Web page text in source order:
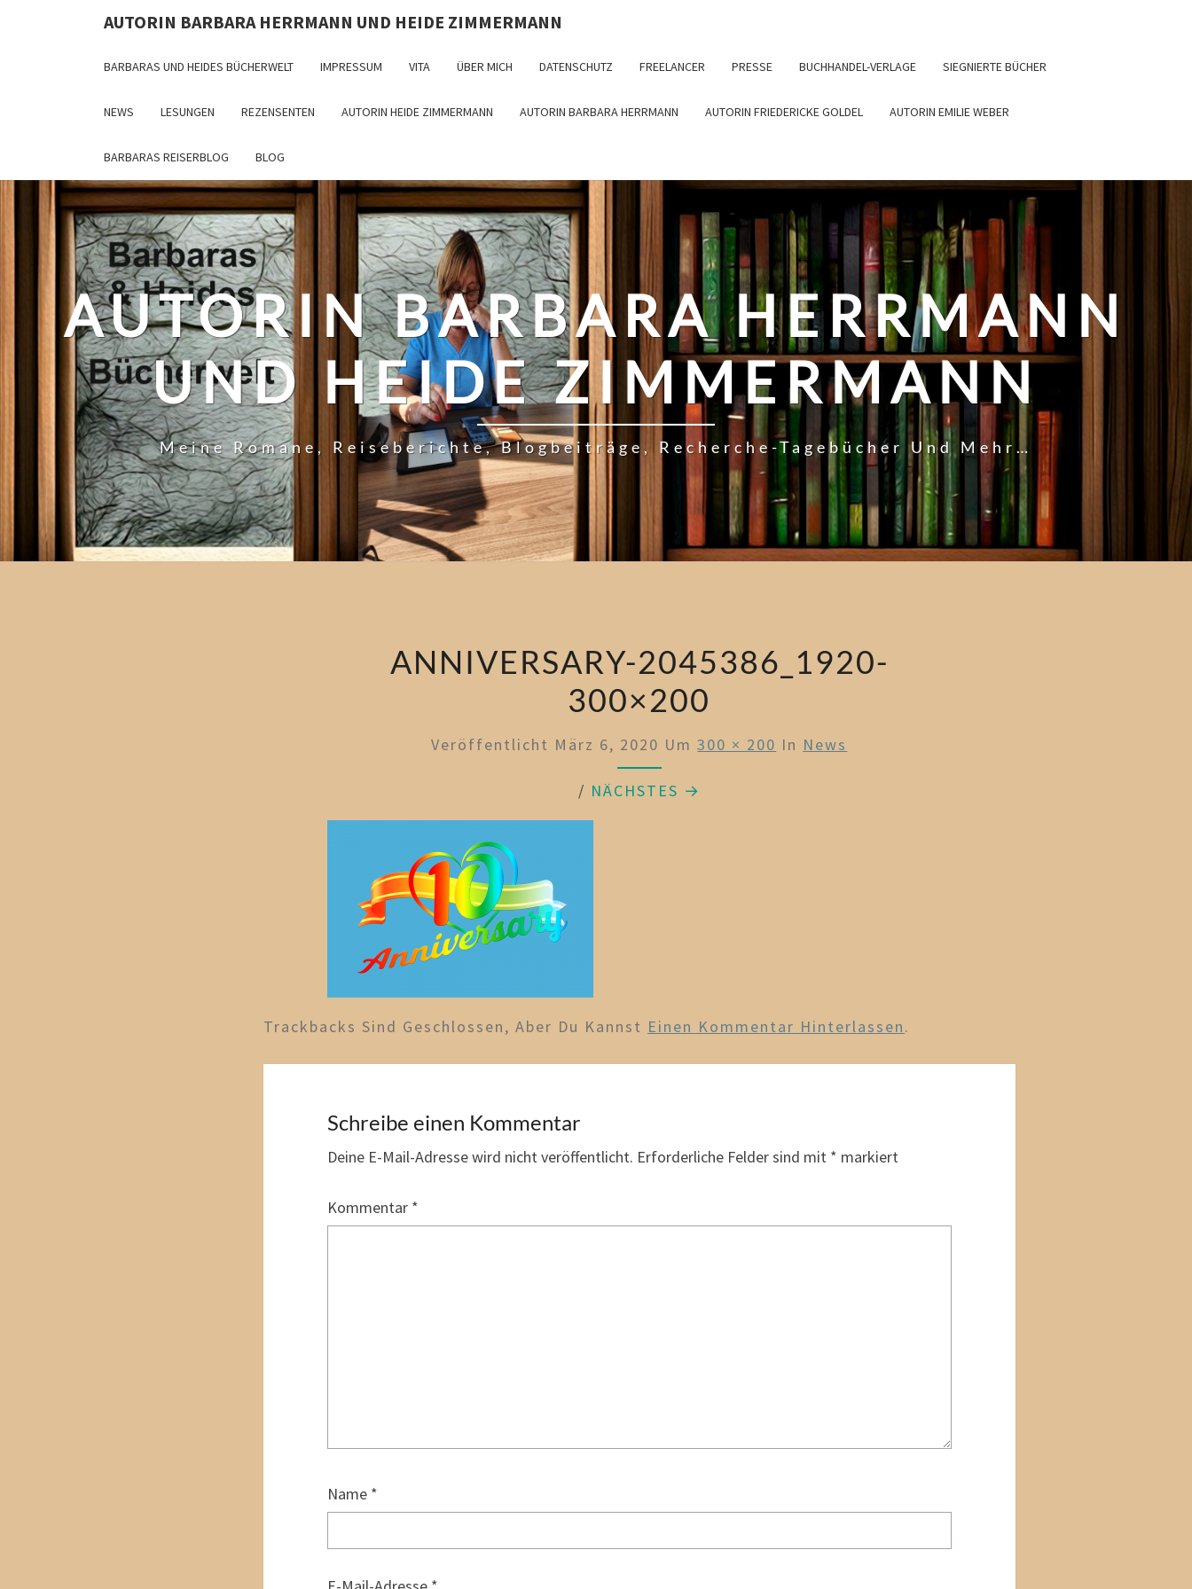
AUTORIN BARBARA HERRMANN UND HEIDE ZIMMERMANN
BARBARAS UND HEIDES BÜCHERWELT IMPRESSUM VITA ÜBER MICH DATENSCHUTZ FREELANCER PRESSE BUCHHANDEL-VERLAGE SIEGNIERTE BÜCHER
NEWS LESUNGEN REZENSENTEN AUTORIN HEIDE ZIMMERMANN AUTORIN BARBARA HERRMANN AUTORIN FRIEDERICKE GOLDEL AUTORIN EMILIE WEBER
BARBARAS REISERBLOG BLOG
AUTORIN BARBARA HERRMANN
UND HEIDE ZIMMERMANN
Meine Romane, Reiseberichte, Blogbeiträge, Recherche-Tagebücher Und Mehr…
ANNIVERSARY-2045386_1920-
300×200
Veröffentlicht März 6, 2020 Um300 × 200 In News
/ NÄCHSTES →
Trackbacks Sind Geschlossen, Aber Du Kannst Einen Kommentar Hinterlassen.
Schreibe einen Kommentar
Deine E-Mail-Adresse wird nicht veröffentlicht. Erforderliche Felder sind mit * markiert
Kommentar *
Name *